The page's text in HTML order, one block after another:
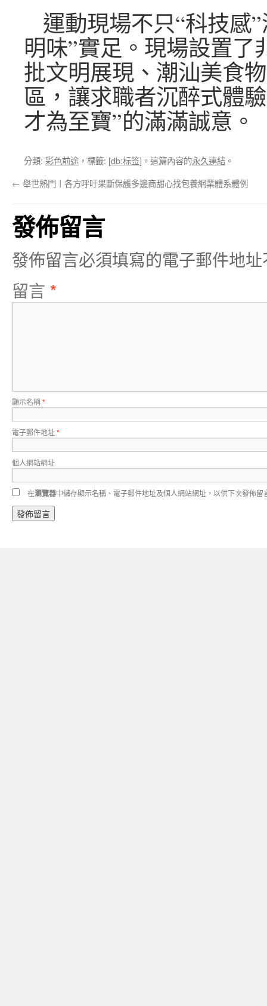
運動現場不只“科技感
明味”實足。現場設置了
批文明展現、潮汕美食
區，讓求職者沉醉式體
才為至寶”的滿滿誠意。
分類: 彩色前途 ，標籤: [db:标签] 。這篇內容的永久連結 。
← 舉世熱門丨各方呼吁果斷保護多邊商甜心找包養網業體系體例
發佈留言
發佈留言必須填寫的電子郵件地
留言 *
顯示名稱*
電子郵件地址*
個人網站網址
在瀏覽器中儲存顯示名稱、電子郵件地址及個人網站網址，以供下次發佈留